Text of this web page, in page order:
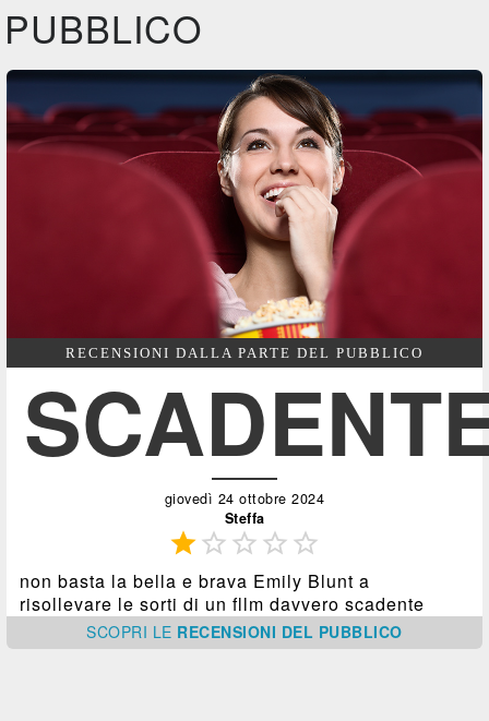
PUBBLICO
RECENSIONI DALLA PARTE DEL PUBBLICO
giovedì 24 ottobre 2024
Steffa
   
non basta la bella e brava Emily Blunt a
risollevare le sorti di un fllm davvero scadente
SCOPRI LE RECENSIONI DEL PUBBLICO